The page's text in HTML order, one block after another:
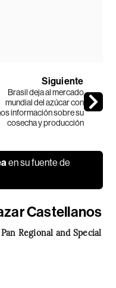
Siguiente
Brasil deja al mercado
mundial del azúcar con
información sobre su
cosecha y producción
en su fuente de
Castellanos
Regional and Special